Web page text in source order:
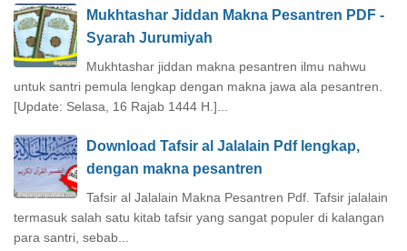
Mukhtashar Jiddan Makna Pesantren PDF -
Syarah Jurumiyah
Mukhtashar jiddan makna pesantren ilmu nahwu
untuk santri pemula lengkap dengan makna jawa ala pesantren.
[Update: Selasa, 16 Rajab 1444 H.]...
Download Tafsir al Jalalain Pdf lengkap,
dengan makna pesantren
Tafsir al Jalalain Makna Pesantren Pdf. Tafsir jalalain
termasuk salah satu kitab tafsir yang sangat populer di kalangan
para santri, sebab...